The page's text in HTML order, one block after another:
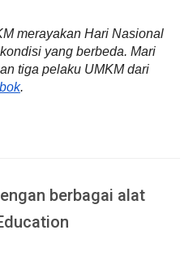
merayakan Hari Nasional
yang berbeda. Mari
tiga pelaku UMKM dari
.
berbagai alat